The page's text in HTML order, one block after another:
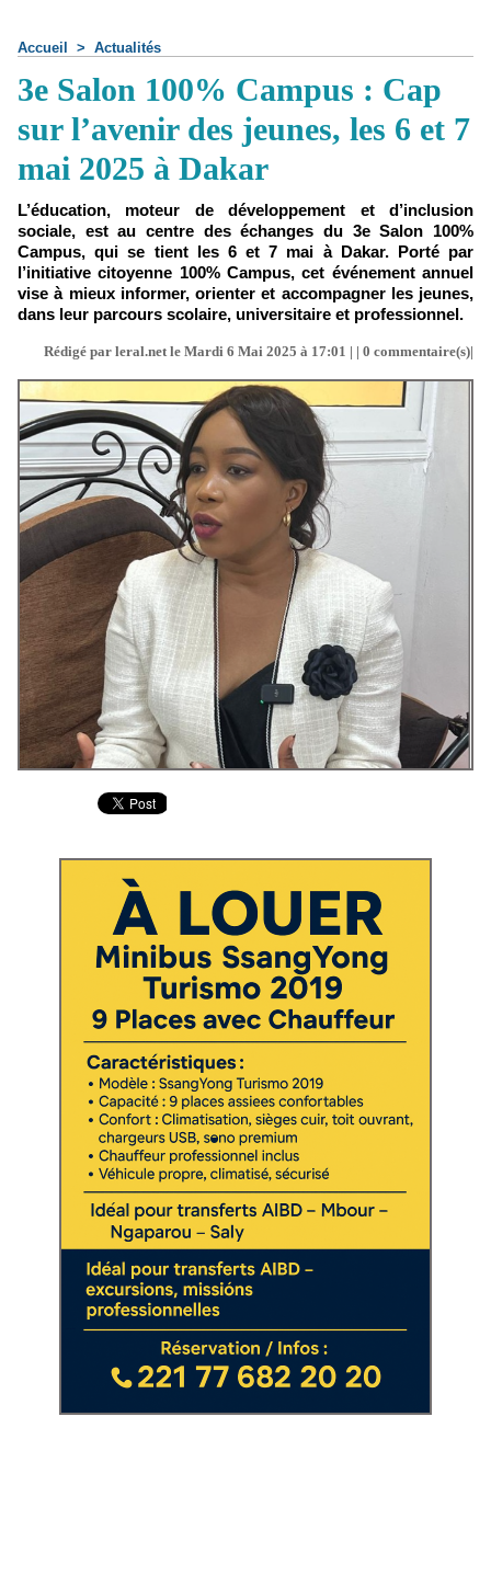
Accueil > Actualités
3e Salon 100% Campus : Cap
sur l’avenir des jeunes, les 6 et 7
mai 2025 à Dakar
L’éducation, moteur de développement et d’inclusion
sociale, est au centre des échanges du 3e Salon 100%
Campus, qui se tient les 6 et 7 mai à Dakar. Porté par
l’initiative citoyenne 100% Campus, cet événement annuel
vise à mieux informer, orienter et accompagner les jeunes,
dans leur parcours scolaire, universitaire et professionnel.
Rédigé par leral.net le Mardi 6 Mai 2025 à 17:01 | | 0 commentaire(s)|